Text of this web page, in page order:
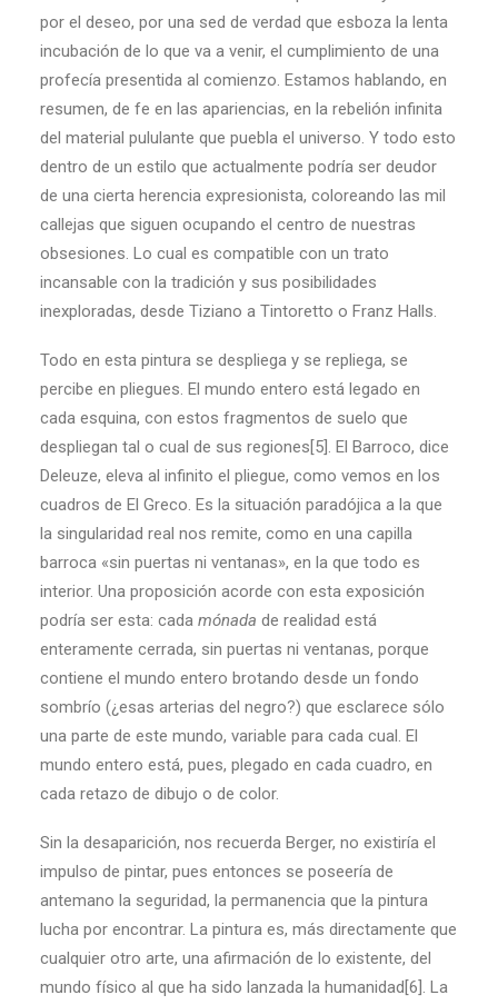
por el deseo, por una sed de verdad que esboza la lenta
incubación de lo que va a venir, el cumplimiento de una
profecía presentida al comienzo. Estamos hablando, en
resumen, de fe en las apariencias, en la rebelión infinita
del material pululante que puebla el universo. Y todo esto
dentro de un estilo que actualmente podría ser deudor
de una cierta herencia expresionista, coloreando las mil
callejas que siguen ocupando el centro de nuestras
obsesiones. Lo cual es compatible con un trato
incansable con la tradición y sus posibilidades
inexploradas, desde Tiziano a Tintoretto o Franz Halls.
Todo en esta pintura se despliega y se repliega, se
percibe en pliegues. El mundo entero está legado en
cada esquina, con estos fragmentos de suelo que
despliegan tal o cual de sus regiones[5]. El Barroco, dice
Deleuze, eleva al infinito el pliegue, como vemos en los
cuadros de El Greco. Es la situación paradójica a la que
la singularidad real nos remite, como en una capilla
barroca «sin puertas ni ventanas», en la que todo es
interior. Una proposición acorde con esta exposición
podría ser esta: cada mónada de realidad está
enteramente cerrada, sin puertas ni ventanas, porque
contiene el mundo entero brotando desde un fondo
sombrío (¿esas arterias del negro?) que esclarece sólo
una parte de este mundo, variable para cada cual. El
mundo entero está, pues, plegado en cada cuadro, en
cada retazo de dibujo o de color.
Sin la desaparición, nos recuerda Berger, no existiría el
impulso de pintar, pues entonces se poseería de
antemano la seguridad, la permanencia que la pintura
lucha por encontrar. La pintura es, más directamente que
cualquier otro arte, una afirmación de lo existente, del
mundo físico al que ha sido lanzada la humanidad[6]. La